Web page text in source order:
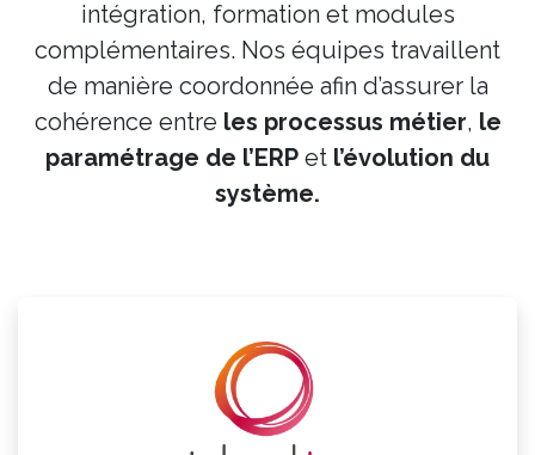
intégration, formation et modules
complémentaires. Nos équipes travaillent
de manière coordonnée afin d’assurer la
cohérence entre les processus métier, le
paramétrage de l’ERP et l’évolution du
système.